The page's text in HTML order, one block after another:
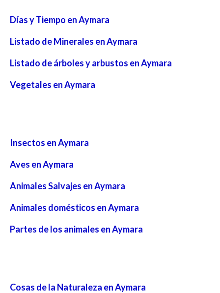
Días y Tiempo en Aymara
Listado de Minerales en Aymara
Listado de árboles y arbustos en Aymara
Vegetales en Aymara
Insectos en Aymara
Aves en Aymara
Animales Salvajes en Aymara
Animales domésticos en Aymara
Partes de los animales en Aymara
Cosas de la Naturaleza en Aymara